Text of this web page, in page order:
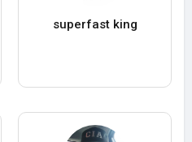
superfast king